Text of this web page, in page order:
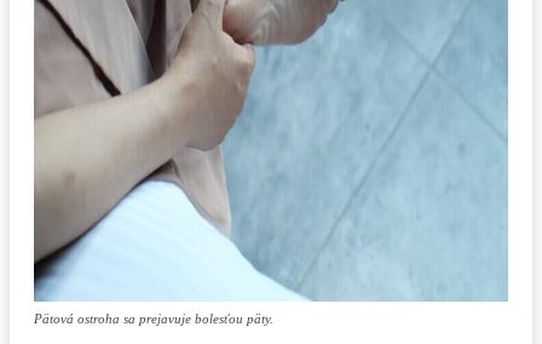
Pätová ostroha sa prejavuje bolesťou päty.